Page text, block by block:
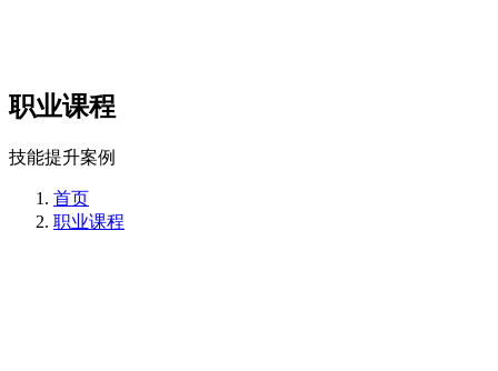
职业课程
技能提升案例
首页
职业课程